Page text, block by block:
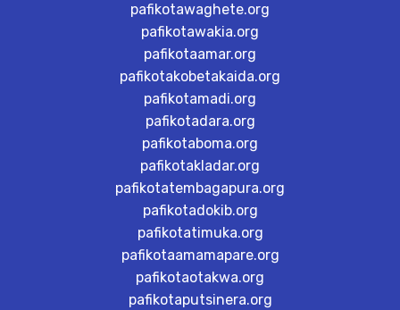
pafikotawaghete.org
pafikotawakia.org
pafikotaamar.org
pafikotakobetakaida.org
pafikotamadi.org
pafikotadara.org
pafikotaboma.org
pafikotakladar.org
pafikotatembagapura.org
pafikotadokib.org
pafikotatimuka.org
pafikotaamamapare.org
pafikotaotakwa.org
pafikotaputsinera.org